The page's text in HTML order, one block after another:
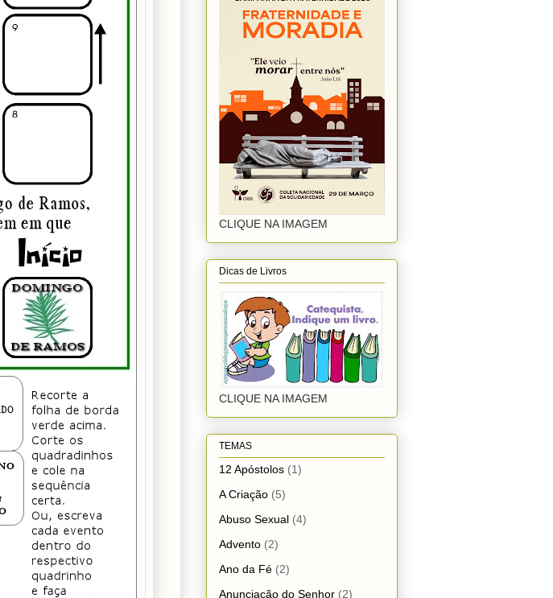
CLIQUE NA IMAGEM
Dicas de Livros
CLIQUE NA IMAGEM
TEMAS
12 Apóstolos (1)
A Criação (5)
Abuso Sexual (4)
Advento (2)
Ano da Fé (2)
Anunciação do Senhor (2)